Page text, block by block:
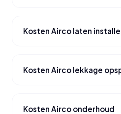
Kosten Airco laten
Kosten Airco lekkage
Kosten Airco onderhoud